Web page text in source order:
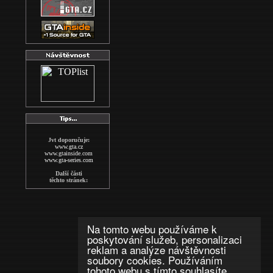
Na tomto webu používáme k
poskytování služeb, personalizaci
reklam a analýze návštěvnosti
soubory cookies. Používáním
Jvt doporučuje:
www.gta.cz
www.gtainside.com
www.gta-series.com
Další části
těchto stránek:
GTA San Andreas
GTA Vice City
The Sims2
Wallpapers
MAFIA
indexs
GTA CZECH FORUM
Další stránky
o hře GTA:
www.gta-downloads.com
www.grandtheftauto.fr